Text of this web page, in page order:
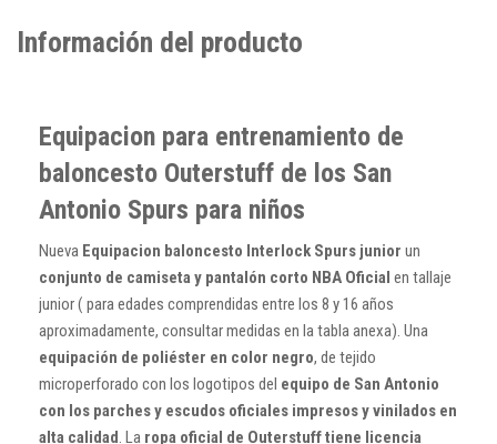
Información del producto
Equipacion para entrenamiento de
baloncesto Outerstuff de los San
Antonio Spurs para niños
Nueva Equipacion baloncesto Interlock Spurs junior un
conjunto de camiseta y pantalón corto NBA Oficial en tallaje
junior ( para edades comprendidas entre los 8 y 16 años
aproximadamente, consultar medidas en la tabla anexa). Una
equipación de poliéster en color negro, de tejido
microperforado con los logotipos del equipo de San Antonio
con los parches y escudos oficiales impresos y vinilados en
alta calidad. La ropa oficial de Outerstuff tiene licencia